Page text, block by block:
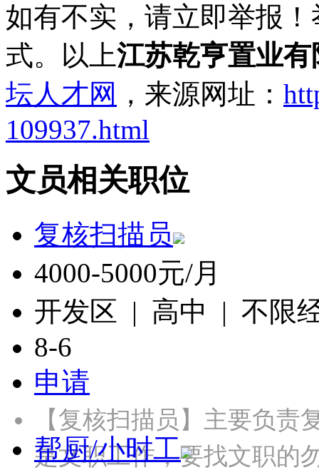
如有不实，请立即举报
式。以上江苏乾亨置业
坛人才网 ，来源网址：
109937.html
文员相关职位
复核扫描员
4000-5000元/月
开发区 | 高中 | 不限
8-6
申请
【复核扫描员】主要负
是文职工作，要找文职
帮厨/小时工